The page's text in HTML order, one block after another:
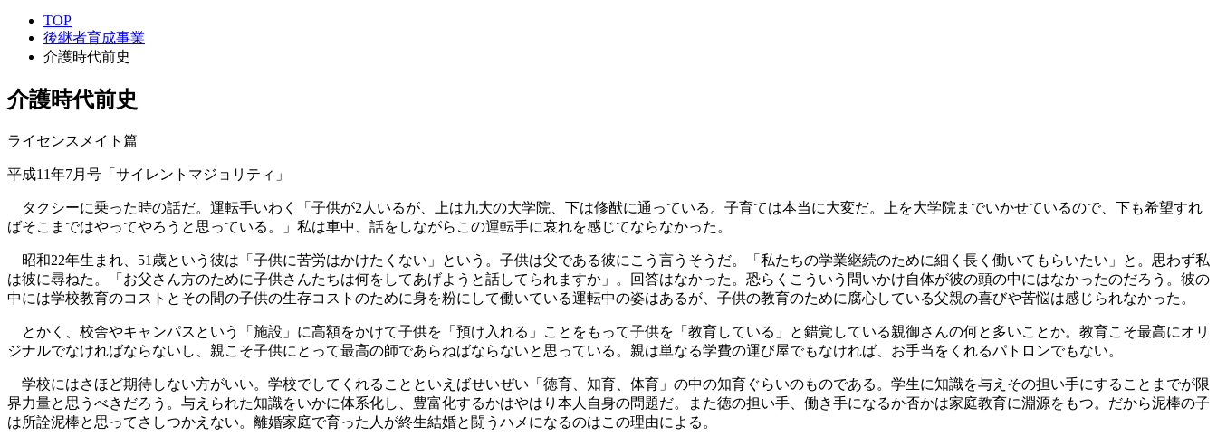
TOP
後継者育成事業
介護時代前史
介護時代前史
ライセンスメイト篇
平成11年7月号「サイレントマジョリティ」
タクシーに乗った時の話だ。運転手いわく「子供が2人いるが、上は九大の大学院、下は修猷に通っている。子育ては本当に大変だ。上を大学院までいかせているので、下も希望すれ
ばそこまではやってやろうと思っている。」私は車中、話をしながらこの運転手に哀れを感じてならなかった。
昭和22年生まれ、51歳という彼は「子供に苦労はかけたくない」という。子供は父である彼にこう言うそうだ。「私たちの学業継続のために細く長く働いてもらいたい」と。思わず私
は彼に尋ねた。「お父さん方のために子供さんたちは何をしてあげようと話してられますか」。回答はなかった。恐らくこういう問いかけ自体が彼の頭の中にはなかったのだろう。彼の
中には学校教育のコストとその間の子供の生存コストのために身を粉にして働いている運転中の姿はあるが、子供の教育のために腐心している父親の喜びや苦悩は感じられなかった。
とかく、校舎やキャンパスという「施設」に高額をかけて子供を「預け入れる」ことをもって子供を「教育している」と錯覚している親御さんの何と多いことか。教育こそ最高にオリ
ジナルでなければならないし、親こそ子供にとって最高の師であらねばならないと思っている。親は単なる学費の運び屋でもなければ、お手当をくれるパトロンでもない。
学校にはさほど期待しない方がいい。学校でしてくれることといえばせいぜい「徳育、知育、体育」の中の知育ぐらいのものである。学生に知識を与えその担い手にすることまでが限
界力量と思うべきだろう。与えられた知識をいかに体系化し、豊富化するかはやはり本人自身の問題だ。また徳の担い手、働き手になるか否かは家庭教育に淵源をもつ。だから泥棒の子
は所詮泥棒と思ってさしつかえない。離婚家庭で育った人が終生結婚と闘うハメになるのはこの理由による。